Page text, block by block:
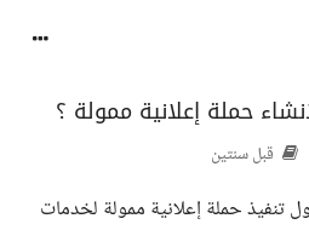
حملة إعلانية ممولة ؟
قبل سنتين
تنفيذ حملة إعلانية ممولة لخدمات